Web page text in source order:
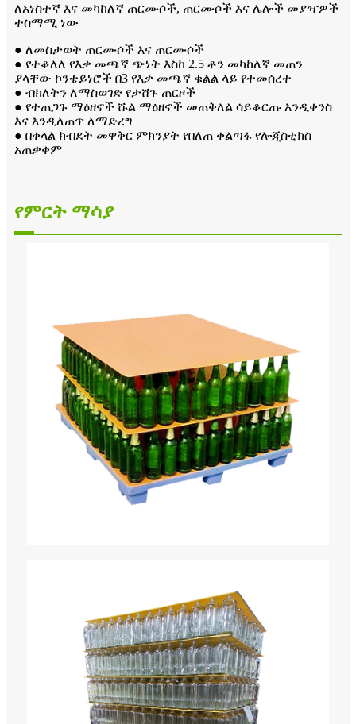
ለአነስተኛ እና መካከለኛ ጠርሙሶች, ጠርሙሶች እና ሌሎች መያዣዎች
ተስማሚ ነው
● ለመስታወት ጠርሙሶች እና ጠርሙሶች
● የተቆለለ የእቃ መጫኛ ጭነት እስከ 2.5 ቶን መካከለኛ መጠን
ያላቸው ኮንቴይነሮች በ3 የእቃ መጫኛ ቁልል ላይ የተመሰረተ
● ብክለትን ለማስወገድ የታሸጉ ጠርዞች
● የተጠጋጉ ማዕዘኖች ሹል ማዕዘኖች መጠቅለል ሳይቆርጡ እንዲቀንስ
እና እንዲለጠጥ ለማድረግ
● በቀላል ክብደት መዋቅር ምክንያት የበለጠ ቀልጣፋ የሎጂስቲክስ
አጠቃቀም
የምርት ማሳያ